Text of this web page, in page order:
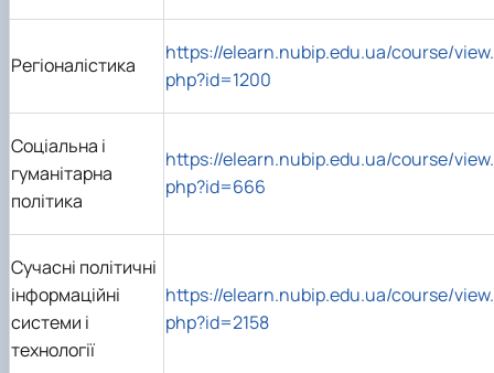
Регіоналістика
https://elearn.nubip.edu.ua/course/view.
php?id=1200
Соціальна і
гуманітарна
політика
https://elearn.nubip.edu.ua/course/view.
php?id=666
Сучасні політичні
інформаційні
системи і
технології
https://elearn.nubip.edu.ua/course/view.
php?id=2158